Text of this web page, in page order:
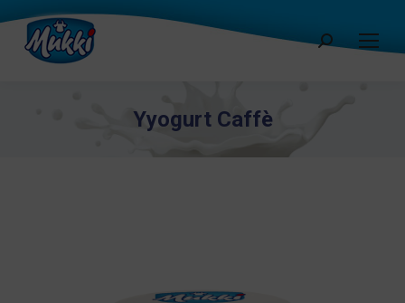
Cerca:
Yyogurt Caffè